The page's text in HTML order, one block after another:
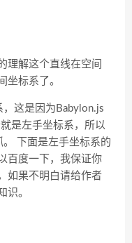
理解这个直线在空间
坐标系了。
这是因为Babylon.js
是左手坐标系，所以
下面是左手坐标系的
百度一下，我保证你
如果不明白请给作者
识。